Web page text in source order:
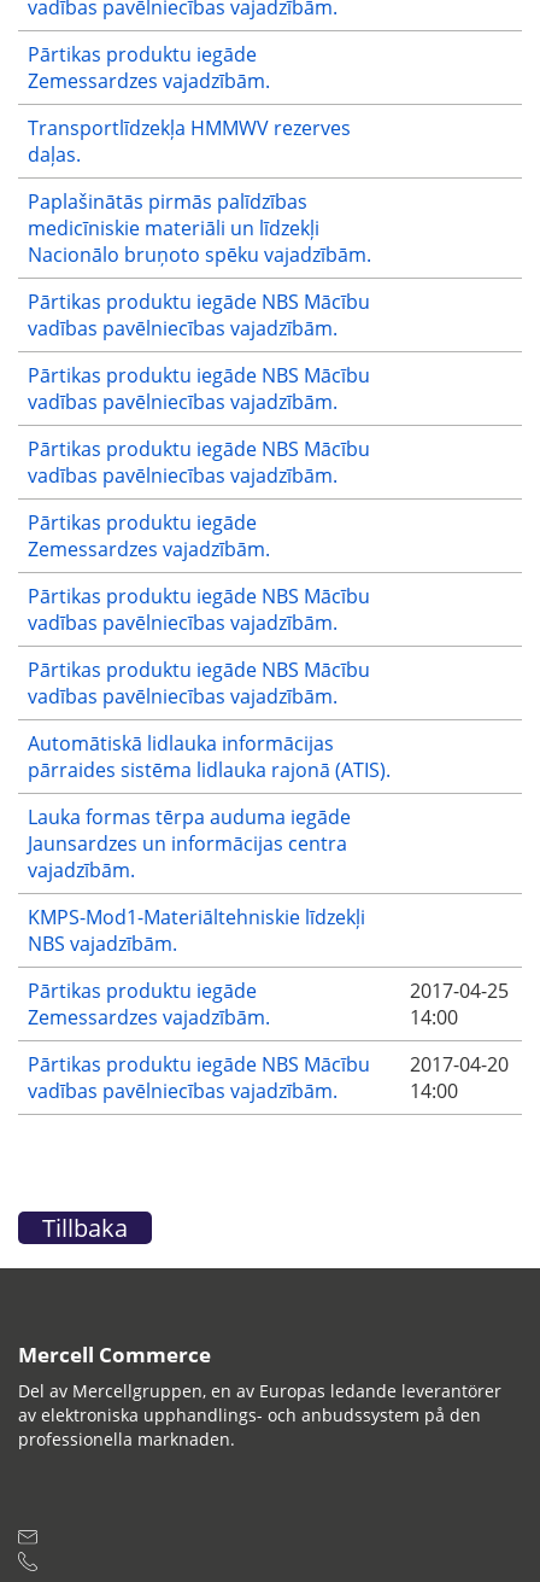
vadības pavēlniecības vajadzībām.
Pārtikas produktu iegāde
Zemessardzes vajadzībām.
Transportlīdzekļa HMMWV rezerves
daļas.
Paplašinātās pirmās palīdzības
medicīniskie materiāli un līdzekļi
Nacionālo bruņoto spēku vajadzībām.
Pārtikas produktu iegāde NBS Mācību
vadības pavēlniecības vajadzībām.
Pārtikas produktu iegāde NBS Mācību
vadības pavēlniecības vajadzībām.
Pārtikas produktu iegāde NBS Mācību
vadības pavēlniecības vajadzībām.
Pārtikas produktu iegāde
Zemessardzes vajadzībām.
Pārtikas produktu iegāde NBS Mācību
vadības pavēlniecības vajadzībām.
Pārtikas produktu iegāde NBS Mācību
vadības pavēlniecības vajadzībām.
Automātiskā lidlauka informācijas
pārraides sistēma lidlauka rajonā (ATIS).
Lauka formas tērpa auduma iegāde
Jaunsardzes un informācijas centra
vajadzībām.
KMPS-Mod1-Materiāltehniskie līdzekļi
NBS vajadzībām.
Pārtikas produktu iegāde
Zemessardzes vajadzībām.
2017-04-25
14:00
Pārtikas produktu iegāde NBS Mācību
vadības pavēlniecības vajadzībām.
2017-04-20
14:00
Tillbaka
Mercell Commerce
Del av Mercellgruppen, en av Europas ledande leverantörer
av elektroniska upphandlings- och anbudssystem på den
professionella marknaden.